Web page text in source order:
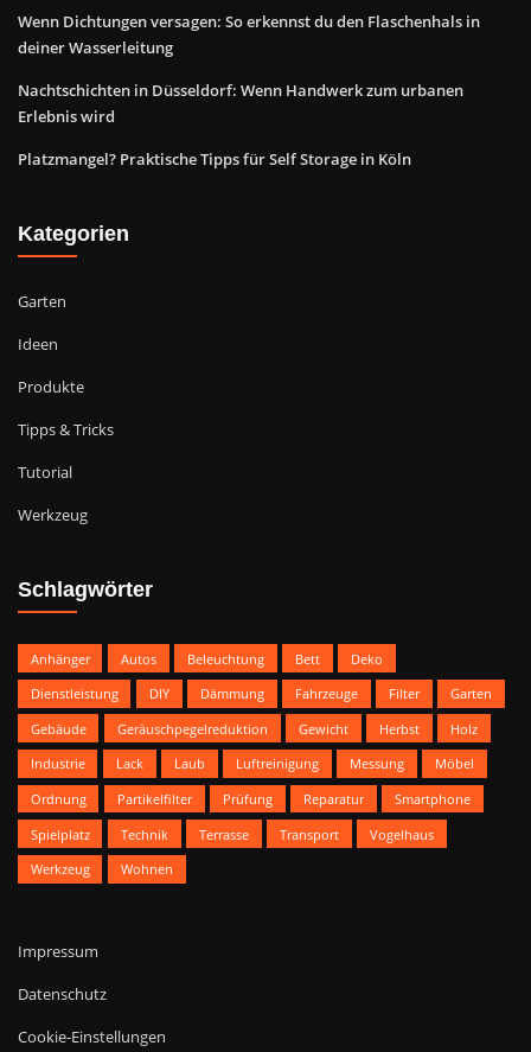
Wenn Dichtungen versagen: So erkennst du den Flaschenhals in
deiner Wasserleitung
Nachtschichten in Düsseldorf: Wenn Handwerk zum urbanen
Erlebnis wird
Platzmangel? Praktische Tipps für Self Storage in Köln
Kategorien
Garten
Ideen
Produkte
Tipps & Tricks
Tutorial
Werkzeug
Schlagwörter
Anhänger Autos Beleuchtung Bett
Deko
Dienstleistung
DIY Dämmung Fahrzeuge Filter
Garten
Gebäude
Geräuschpegelreduktion Gewicht Herbst
Holz
Industrie
Lack Laub Luftreinigung Messung
Möbel
Ordnung
Partikelfilter Prüfung Reparatur
Smartphone
Spielplatz
Technik Terrasse Transport
Vogelhaus
Werkzeug
Wohnen
Impressum
Datenschutz
Cookie-Einstellungen